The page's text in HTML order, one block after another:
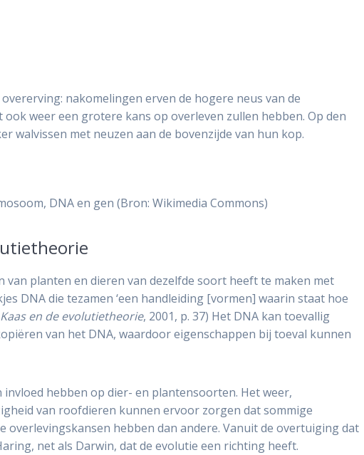
nakomelingen erven de hogere neus van de
weer een grotere kans op overleven zullen hebben. Op den
walvissen met neuzen aan de bovenzijde van hun kop.
DNA en gen (Bron: Wikimedia Commons)
van planten en dieren van dezelfde soort heeft te maken met
DNA die tezamen ‘een handleiding [vormen] waarin staat hoe
Kaas en de evolutietheorie, 2001, p. 37) Het DNA kan toevallig
van het DNA, waardoor eigenschappen bij toeval kunnen
hebben op dier- en plantensoorten. Het weer,
van roofdieren kunnen ervoor zorgen dat sommige
overlevingskansen hebben dan andere. Vanuit de overtuiging dat
net als Darwin, dat de evolutie een richting heeft.